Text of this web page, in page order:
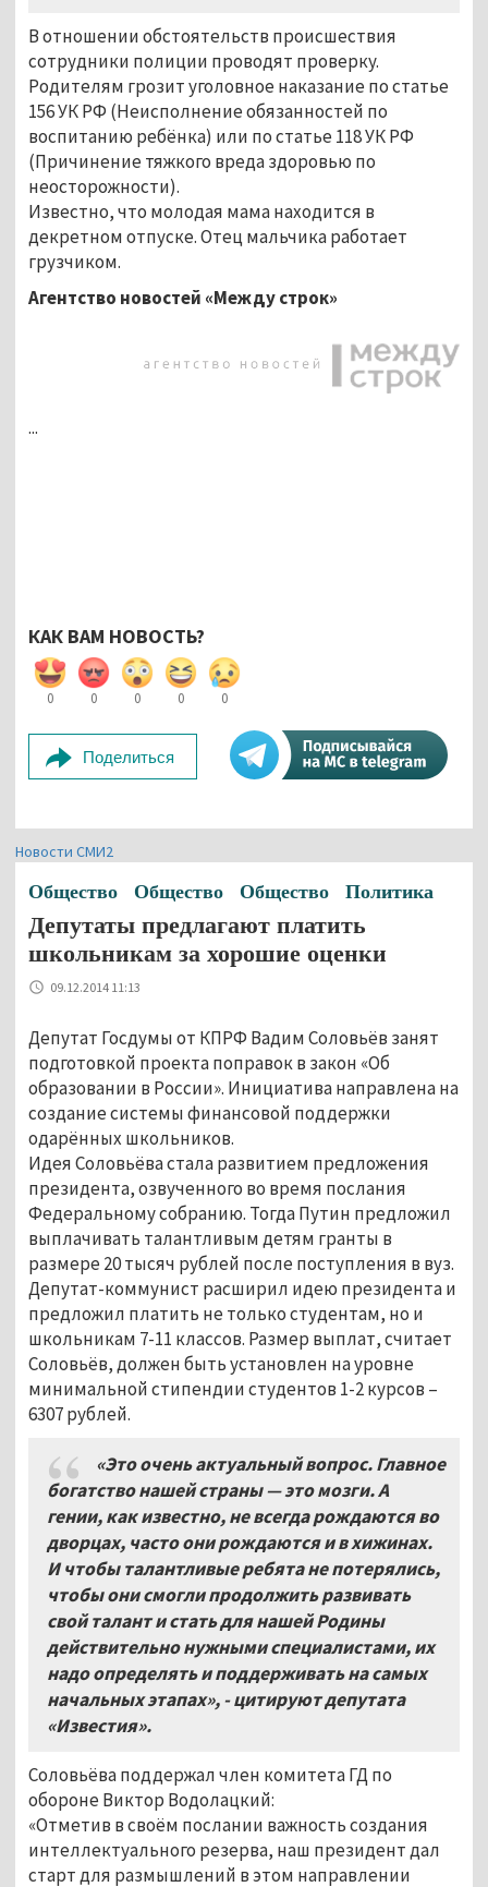
В отношении обстоятельств происшествия
сотрудники полиции проводят проверку.
Родителям грозит уголовное наказание по статье
156 УК РФ (Неисполнение обязанностей по
воспитанию ребёнка) или по статье 118 УК РФ
(Причинение тяжкого вреда здоровью по
неосторожности).
Известно, что молодая мама находится в
декретном отпуске. Отец мальчика работает
грузчиком.
Агентство новостей «Между строк»
...
КАК ВАМ НОВОСТЬ?
0 0 0 0 0
Поделиться
Новости СМИ2
Общество Общество Общество Политика
Депутаты предлагают платить
школьникам за хорошие оценки
09.12.2014 11:13
Депутат Госдумы от КПРФ Вадим Соловьёв занят
подготовкой проекта поправок в закон «Об
образовании в России». Инициатива направлена на
создание системы финансовой поддержки
одарённых школьников.
Идея Соловьёва стала развитием предложения
президента, озвученного во время послания
Федеральному собранию. Тогда Путин предложил
выплачивать талантливым детям гранты в
размере 20 тысяч рублей после поступления в вуз.
Депутат-коммунист расширил идею президента и
предложил платить не только студентам, но и
школьникам 7-11 классов. Размер выплат, считает
Соловьёв, должен быть установлен на уровне
минимальной стипендии студентов 1-2 курсов –
6307 рублей.
«Это очень актуальный вопрос. Главное
богатство нашей страны — это мозги. А
гении, как известно, не всегда рождаются во
дворцах, часто они рождаются и в хижинах.
И чтобы талантливые ребята не потерялись,
чтобы они смогли продолжить развивать
свой талант и стать для нашей Родины
действительно нужными специалистами, их
надо определять и поддерживать на самых
начальных этапах», - цитируют депутата
«Известия».
Соловьёва поддержал член комитета ГД по
обороне Виктор Водолацкий:
«Отметив в своём послании важность создания
интеллектуального резерва, наш президент дал
старт для размышлений в этом направлении